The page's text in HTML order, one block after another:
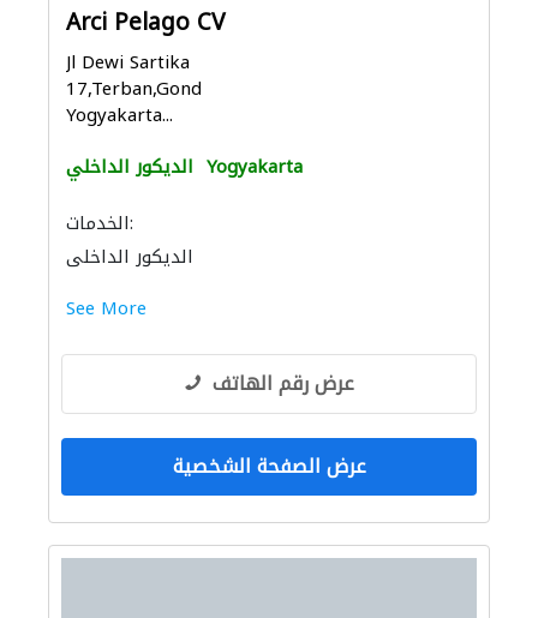
Arci Pelago CV
Jl Dewi Sartika
17,Terban,Gondokusuman,
Yogyakarta...
الديكور الداخلي Yogyakarta
الخدمات:
الديكور الداخلي
See More
عرض رقم الهاتف
عرض الصفحة الشخصية